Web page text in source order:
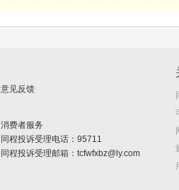
意见反馈
消费者服务
同程投诉受理电话：95711
同程投诉受理邮箱：tcfwfxbz@ly.com